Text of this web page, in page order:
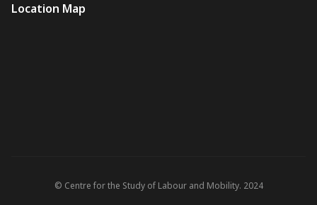
Location Map
© Centre for the Study of Labour and Mobility. 2024